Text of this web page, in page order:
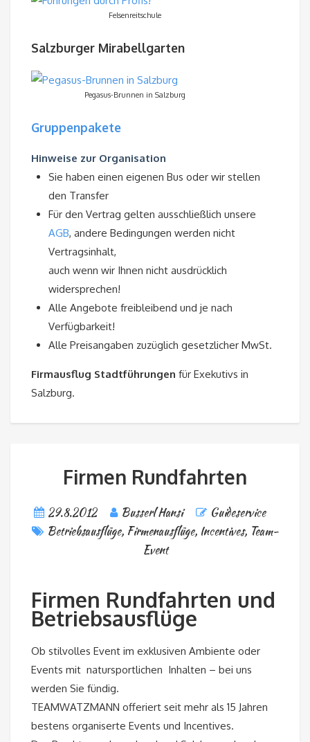
Felsenreitschule
Salzburger Mirabellgarten
Pegasus-Brunnen in Salzburg
Gruppenpakete
Hinweise zur Organisation
Sie haben einen eigenen Bus oder wir stellen
den Transfer
Für den Vertrag gelten ausschließlich unsere
AGB, andere Bedingungen werden nicht
Vertragsinhalt,
auch wenn wir Ihnen nicht ausdrücklich
widersprechen!
Alle Angebote freibleibend und je nach
Verfügbarkeit!
Alle Preisangaben zuzüglich gesetzlicher MwSt.
Firmausflug Stadtführungen für Exekutivs in
Salzburg.
Firmen Rundfahrten
29.8.2012 Busserl Hansi
Guideservice
Betriebsausflüge, Firmenausflüge, Incentives, Team-
Event
Firmen Rundfahrten und
Betriebsausflüge
Ob stilvolles Event im exklusiven Ambiente oder
Events mit natursportlichen Inhalten – bei uns
werden Sie fündig.
TEAMWATZMANN offeriert seit mehr als 15 Jahren
bestens organiserte Events und Incentives.